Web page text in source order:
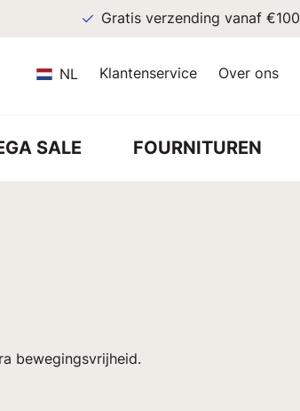
Gratis verzending vanaf €100
NL Klantenservice Over ons
SALE FOURNITUREN
bewegingsvrijheid.